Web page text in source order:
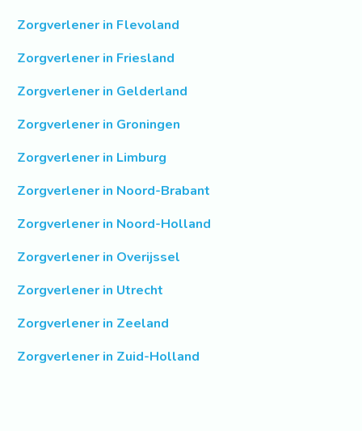
Zorgverlener in Flevoland
Zorgverlener in Friesland
Zorgverlener in Gelderland
Zorgverlener in Groningen
Zorgverlener in Limburg
Zorgverlener in Noord-Brabant
Zorgverlener in Noord-Holland
Zorgverlener in Overijssel
Zorgverlener in Utrecht
Zorgverlener in Zeeland
Zorgverlener in Zuid-Holland